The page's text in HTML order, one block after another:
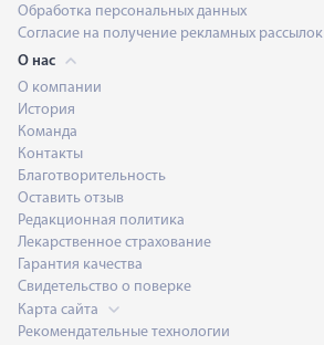
Обработка персональных данных
Согласие на получение рекламных рассылок
О нас
О компании
История
Команда
Контакты
Благотворительность
Оставить отзыв
Редакционная политика
Лекарственное страхование
Гарантия качества
Свидетельство о поверке
Карта сайта
Рекомендательные технологии